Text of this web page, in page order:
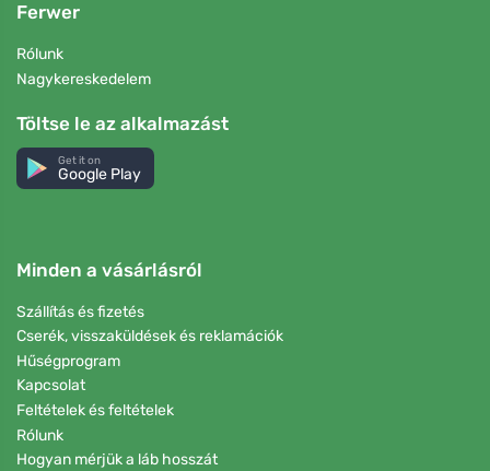
Ferwer
Rólunk
Nagykereskedelem
Töltse le az alkalmazást
Get it on
Google Play
Minden a vásárlásról
Szállítás és fizetés
Cserék, visszaküldések és reklamációk
Hűségprogram
Kapcsolat
Feltételek és feltételek
Rólunk
Hogyan mérjük a láb hosszát